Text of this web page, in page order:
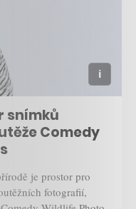
snímků
Comedy
je prostor pro
fotografií,